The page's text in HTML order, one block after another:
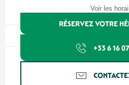
Voir les
RÉSERVEZ VOTRE
+33 6 16